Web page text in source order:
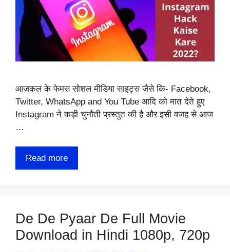
आजकल के फेमस सोशल मीडिया साइट्स जैसे कि- Facebook,
Twitter, WhatsApp and You Tube आदि को मात देते हुए
Instagram ने कड़ी चुनौती प्रस्तुत की है और इसी वजह से आज
…
Read more
De De Pyaar De Full Movie
Download in Hindi 1080p, 720p